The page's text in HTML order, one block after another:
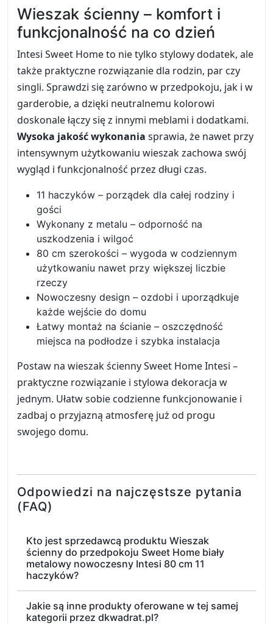
Wieszak ścienny – komfort i
funkcjonalność na co dzień
Intesi Sweet Home to nie tylko stylowy dodatek, ale
także praktyczne rozwiązanie dla rodzin, par czy
singli. Sprawdzi się zarówno w przedpokoju, jak i w
garderobie, a dzięki neutralnemu kolorowi
doskonale łączy się z innymi meblami i dodatkami.
Wysoka jakość wykonania sprawia, że nawet przy
intensywnym użytkowaniu wieszak zachowa swój
wygląd i funkcjonalność przez długi czas.
11 haczyków – porządek dla całej rodziny i
gości
Wykonany z metalu – odporność na
uszkodzenia i wilgoć
80 cm szerokości – wygoda w codziennym
użytkowaniu nawet przy większej liczbie
rzeczy
Nowoczesny design – ozdobi i uporządkuje
każde wejście do domu
Łatwy montaż na ścianie – oszczędność
miejsca na podłodze i szybka instalacja
Postaw na wieszak ścienny Sweet Home Intesi –
praktyczne rozwiązanie i stylowa dekoracja w
jednym. Ułatw sobie codzienne funkcjonowanie i
zadbaj o przyjazną atmosferę już od progu
swojego domu.
Odpowiedzi na najczęstsze pytania
(FAQ)
Kto jest sprzedawcą produktu Wieszak
ścienny do przedpokoju Sweet Home biały
metalowy nowoczesny Intesi 80 cm 11
haczyków?
Jakie są inne produkty oferowane w tej samej
kategorii przez dkwadrat.pl?